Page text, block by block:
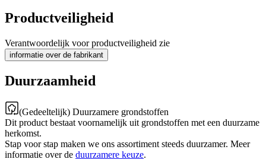
Productveiligheid
Verantwoordelijk voor productveiligheid zie
informatie over de fabrikant
Duurzaamheid
(Gedeeltelijk) Duurzamere grondstoffen
Dit product bestaat voornamelijk uit grondstoffen met een duurzame
herkomst.
Stap voor stap maken we ons assortiment steeds duurzamer. Meer
informatie over de duurzamere keuze.